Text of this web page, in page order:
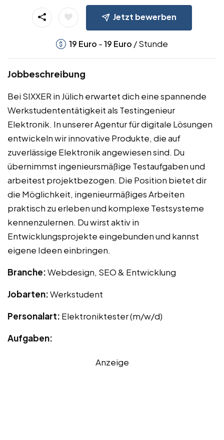
Jetzt bewerben
19 Euro -19 Euro / Stunde
Jobbeschreibung
Bei SIXXER in Jülich erwartet dich eine spannende
Werkstudententätigkeit als Testingenieur
Elektronik. In unserer Agentur für digitale Lösungen
entwickeln wir innovative Produkte, die auf
zuverlässige Elektronik angewiesen sind. Du
übernimmst ingenieursmäßige Testaufgaben und
arbeitest projektbezogen. Die Position bietet dir
die Möglichkeit, ingenieurmäßiges Arbeiten
praktisch zu erleben und komplexe Testsysteme
kennenzulernen. Du wirst aktiv in
Entwicklungsprojekte eingebunden und kannst
eigene Ideen einbringen.
Branche:Webdesign, SEO & Entwicklung
Jobarten:Werkstudent
Personalart: Elektroniktester (m/w/d)
Aufgaben:
Anzeige